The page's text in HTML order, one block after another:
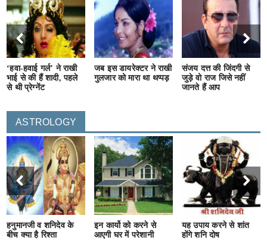
‘हवा-हवाई गर्ल’ ने राखी
भाई से की हैं शादी, पहले
से थी प्रेग्नेंट
जब इस डायरेक्टर ने राखी
गुलजार को मारा था थप्पड़
संजय दत्त की जिंदगी से
जुड़े वो राज जिसे नहीं
जानते हैं आप
ASTROLOGY
हनुमानजी व शनिदेव के
बीच क्या है रिश्ता
इन कार्यो को करने से
आएगी घर में परेशानी
यह उपाय करने से शांत
होंगे शनि दोष